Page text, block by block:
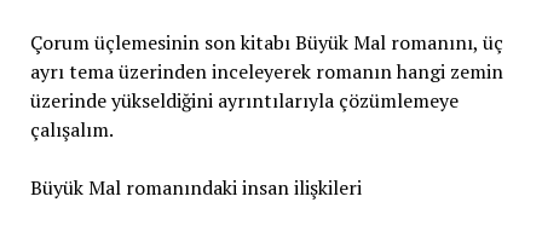
Çorum üçlemesinin son kitabı Büyük Mal romanını, üç
ayrı tema üzerinden inceleyerek romanın hangi zemin
üzerinde yükseldiğini ayrıntılarıyla çözümlemeye
çalışalım.
Büyük Mal romanındaki insan ilişkileri